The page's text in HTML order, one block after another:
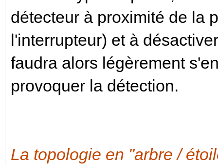
détecteur à proximité de la
l'interrupteur) et à
faudra alors légèrement
provoquer la détection.
La topologie en "arbre /